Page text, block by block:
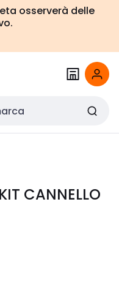
osserverà delle
CANNELLO